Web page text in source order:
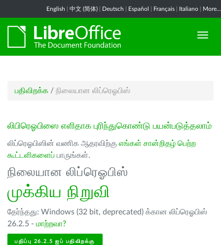
English 中文 (简体) Deutsch Español Français Italiano More...
பதிவிறக்க / நிலையான லிப்ரெஓபிஸ்
லிபிரெஓபிஸை எளிதாக புரிந்துகொண்டு பயன்படுத்தலாம்
லிப்ரெஓபிஸின் வணிக ஆதரவிற்கு எங்கள் சான்றிதழ் பெற்ற
கூட்டளிகளைப் பாருங்கள்.
நிலையான லிப்ரெஓபிஸ்
முக்கிய நிறுவி
தேர்ந்தது: Windows (32 bit, deprecated) க்கான லிப்ரெஓபிஸ்
26.2.5 - மாற்றவா?
பதிப்பு 26.2.5 ஐப் பதிவிறக்கு